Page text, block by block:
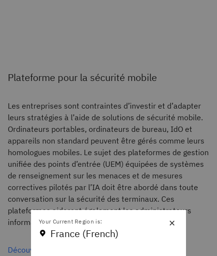
Plateforme pour la sécurité mobile
Les entreprises sont contraintes d’investir et d’adapter
leurs stratégies à l’aide de solutions de sécurité mobile.
Ordinateurs portables, ordinateurs de bureau, IdO et
appareils non standard peuvent être gérés comme leurs
homologues mobiles. Le sujet des plateformes de gestion
unifiée des points d’entrée (UEM) équipées de systèmes
de renseignement sur les menaces et de mesures
correctives pilotés par l’IA doit être abordé dans toute
conversation sur la sécurité des terminaux. Ces
plateformes aideront également les administrateurs
informatiques à gérer les vulnérabilités.
Découvrir la sécurité native
×
Your Current Region is:
France (French)